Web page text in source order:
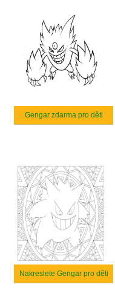
Gengar zdarma pro děti
Nakreslete Gengar pro děti